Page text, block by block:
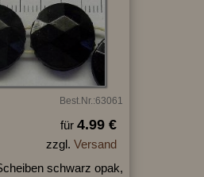
Best.Nr.:63061
für 4.99 €
zzgl. Versand
schwarz opak,